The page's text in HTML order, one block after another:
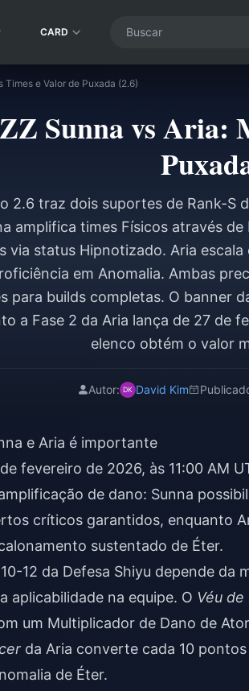
CARD
e Valor de Puxada (2.6)
Sunna vs Aria:
2.6 traz dois suportes de Rank-S
amplifica times Físicos através
via status Hipnotizado. Aria
em Anomalia. Ambas
para builds completas. O banner
a Fase 2 da Aria lança de 27 de
elenco obtém o valor
Autor: David Kim
e Aria é importante
fevereiro de 2026, às 11:00 AM
de dano: Sunna
críticos garantidos, enquanto
sustentado de Éter.
12 da Defesa Shiyu depende da
aplicabilidade na equipe. O Véu
um Multiplicador de Dano de
da Aria converte cada 10
de Éter.